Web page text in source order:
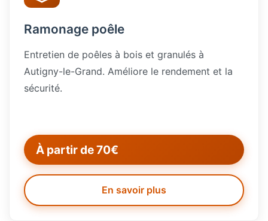
Ramonage poêle
Entretien de poêles à bois et granulés à
Autigny-le-Grand. Améliore le rendement et la
sécurité.
À partir de 70€
En savoir plus